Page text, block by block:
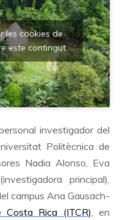
les cookies de
este contingut.
investigador del
Politècnica de
Nadia Alonso, Eva
principal),
campus Ana Gausach-
Costa Rica (ITCR) , en